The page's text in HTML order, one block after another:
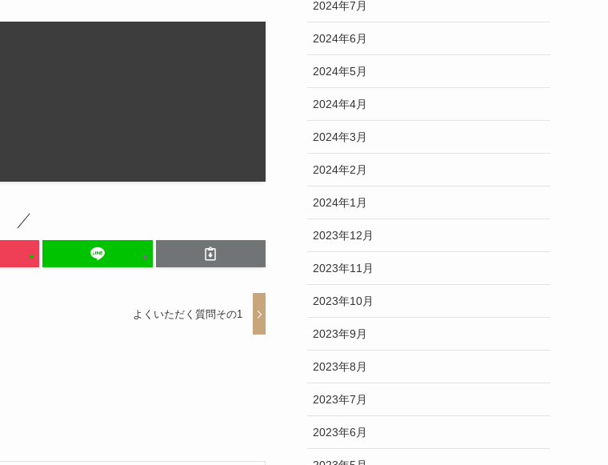
よくいただく質問その1
2024年7月
2024年6月
2024年5月
2024年4月
2024年3月
2024年2月
2024年1月
2023年12月
2023年11月
2023年10月
2023年9月
2023年8月
2023年7月
2023年6月